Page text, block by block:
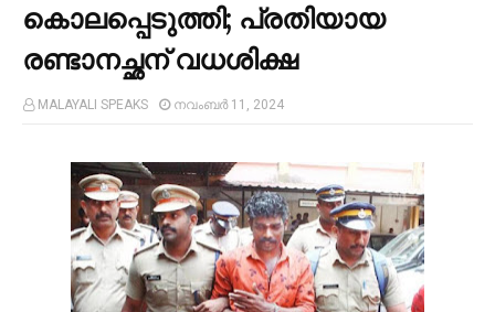
കൊലപ്പെടുത്തി; പ്രതിയായ
രണ്ടാനച്ഛന് വധശിക്ഷ
MALAYALI SPEAKS നവംബർ 11, 2024